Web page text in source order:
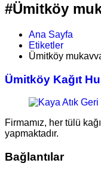
#Ümitköy
Ana Sayfa
Etiketler
Ümitköy
Ümitköy Kağıt
Firmamız, her tülü
yapmaktadır.
Bağlantılar